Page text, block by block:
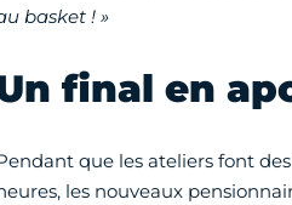
basket ! »
final en
que les ateliers font des
les nouveaux